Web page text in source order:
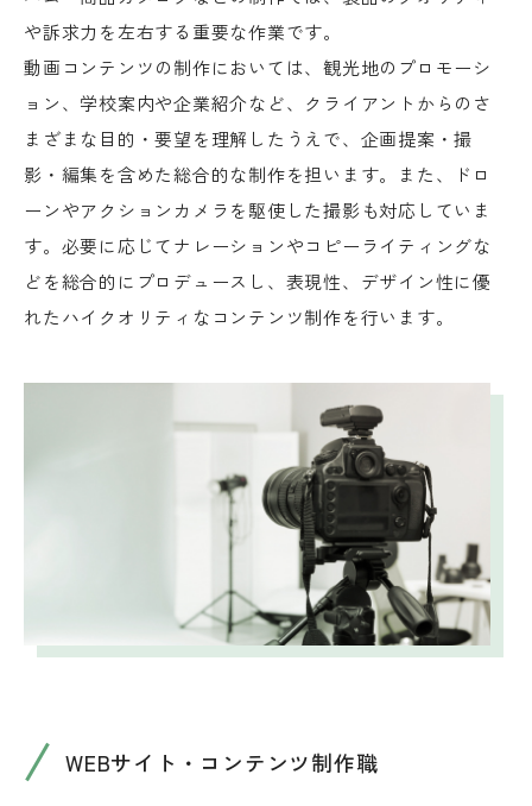
や訴求力を左右する重要な作業です。
動画コンテンツの制作においては、観光地のプロモーシ
ョン、学校案内や企業紹介など、クライアントからのさ
まざまな目的・要望を理解したうえで、企画提案・撮
影・編集を含めた総合的な制作を担います。また、ドロ
ーンやアクションカメラを駆使した撮影も対応していま
す。必要に応じてナレーションやコピーライティングな
どを総合的にプロデュースし、表現性、デザイン性に優
れたハイクオリティなコンテンツ制作を行います。
WEBサイト・コンテンツ制作職